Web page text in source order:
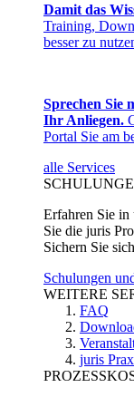
Damit das
Training,
besser zu
Sprechen Sie
Ihr Anliegen.
Portal Sie am
alle Services
Erfahren Sie in
Sie die juris
Sichern Sie
Schulungen
WEITERE
FAQ
juris